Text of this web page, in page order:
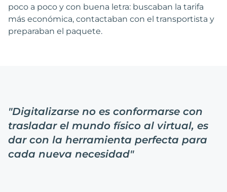
poco a poco y con buena letra: buscaban la tarifa
más económica, contactaban con el transportista y
preparaban el paquete.
"Digitalizarse no es conformarse con
trasladar el mundo físico al virtual, es
dar con la herramienta perfecta para
cada nueva necesidad"